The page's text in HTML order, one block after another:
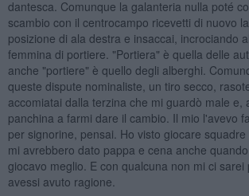
dantesca. Comunque la galanteria nulla poté
scambio con il centrocampo ricevetti di nuovo
posizione di ala destra e insaccai, incrociando
femmina di portiere. "Portiera" è quella delle
anche "portiere" è quello degli alberghi.
queste dispute nominaliste, un tiro secco,
accomiatai dalla terzina che mi guardò male e,
panchina a farmi dare il cambio. Il mio l'avevo
per signorine, pensai. Ho visto giocare
mi avrebbero dato pappa e cena anche
giocavo meglio. E con qualcuna non mi ci
avessi avuto ragione.